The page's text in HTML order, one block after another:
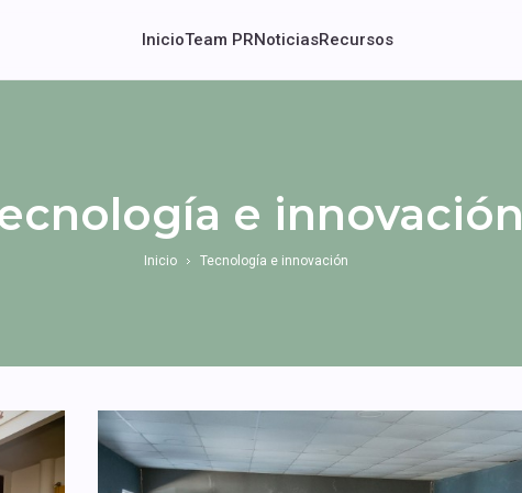
InicioTeam PRNoticiasRecursos
e innovación
Inicio Tecnología e innovación